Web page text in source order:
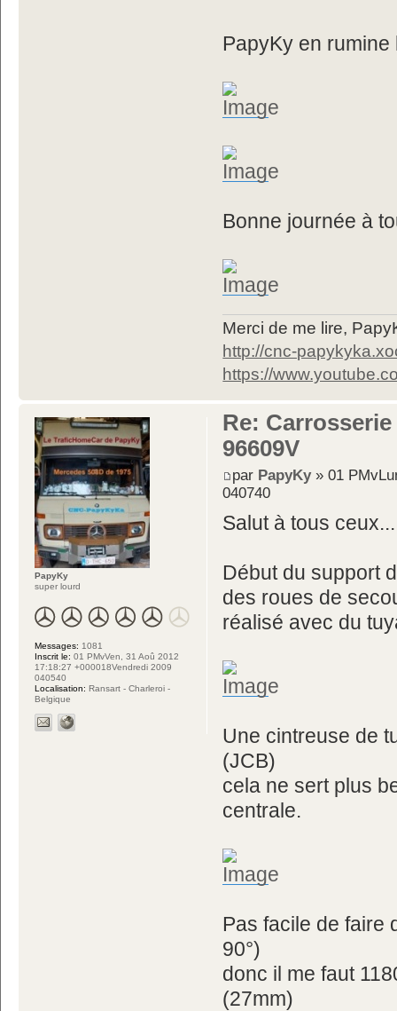
PapyKy en
Bonne journée à
Merci de me lire,
http://cnc-
https://
Re:
96609V
par PapyKy» 01
040740
Salut à tous
Début du support
des roues de
réalisé avec du
Une cintreuse de
(JCB)
cela ne sert plus
centrale.
Pas facile de faire
90°)
donc il me faut
(27mm)
PapyKy
super lourd
Messages: 1081
Inscrit le: 01 PMvVen, 31 Aoû 2012
17:18:27 +000018Vendredi 2009
040540
Localisation: Ransart - Charleroi -
Belgique